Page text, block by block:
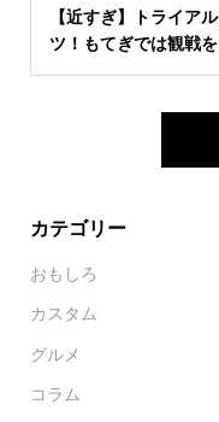
【近すぎ】トライア
ツ！もてぎでは観戦
カテゴリー
おもしろ
カスタム
グルメ
コラム